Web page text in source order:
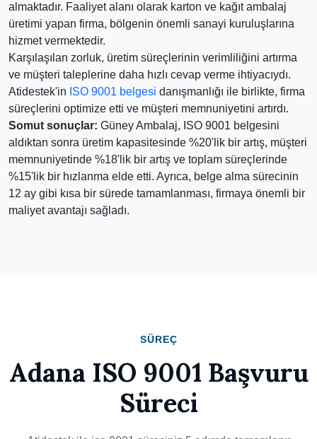
almaktadır. Faaliyet alanı olarak karton ve kağıt ambalaj
üretimi yapan firma, bölgenin önemli sanayi kuruluşlarına
hizmet vermektedir.
Karşılaşılan zorluk, üretim süreçlerinin verimliliğini artırma
ve müşteri taleplerine daha hızlı cevap verme ihtiyacıydı.
Atidestek'in ISO 9001 belgesi danışmanlığı ile birlikte, firma
süreçlerini optimize etti ve müşteri memnuniyetini artırdı.
Somut sonuçlar: Güney Ambalaj, ISO 9001 belgesini
aldıktan sonra üretim kapasitesinde %20'lik bir artış, müşteri
memnuniyetinde %18'lik bir artış ve toplam süreçlerinde
%15'lik bir hızlanma elde etti. Ayrıca, belge alma sürecinin
12 ay gibi kısa bir sürede tamamlanması, firmaya önemli bir
maliyet avantajı sağladı.
SÜREÇ
Adana ISO 9001 Başvuru
Süreci